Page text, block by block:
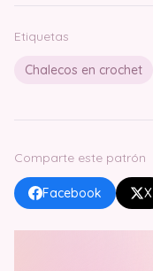
Etiquetas
Chalecos en crochet
Comparte este patrón
Facebook X